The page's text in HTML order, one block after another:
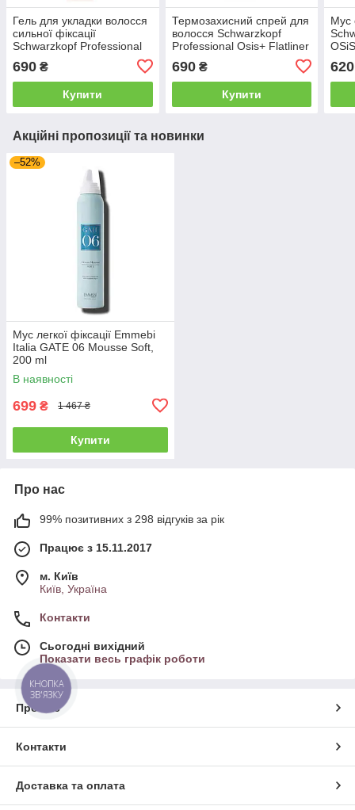
Гель для укладки волосся
сильної фіксації
Schwarzkopf Professional
OSIS TEXTURE G-Force,
150 мл (Sc27)
690 ₴
Купити
Термозахисний спрей для
волосся Schwarzkopf
Professional Osis+ Flatliner
Heat Protection Spray, 200
мл (Sc30)
690₴
Купити
Мус
620
Акційні пропозиції та новинки
–52%
Мус легкої фіксації Emmebi
Italia GATE 06 Mousse Soft,
200 ml
В наявності
699 ₴ 1 467 ₴
Купити
Про нас
99% позитивних з 298 відгуків за рік
Працює з 15.11.2017
м. Київ
Київ, Україна
Контакти
Сьогодні вихідний
Показати весь графік роботи
Про нас
Контакти
Доставка та оплата
КНОПКА
ЗВ'ЯЗКУ